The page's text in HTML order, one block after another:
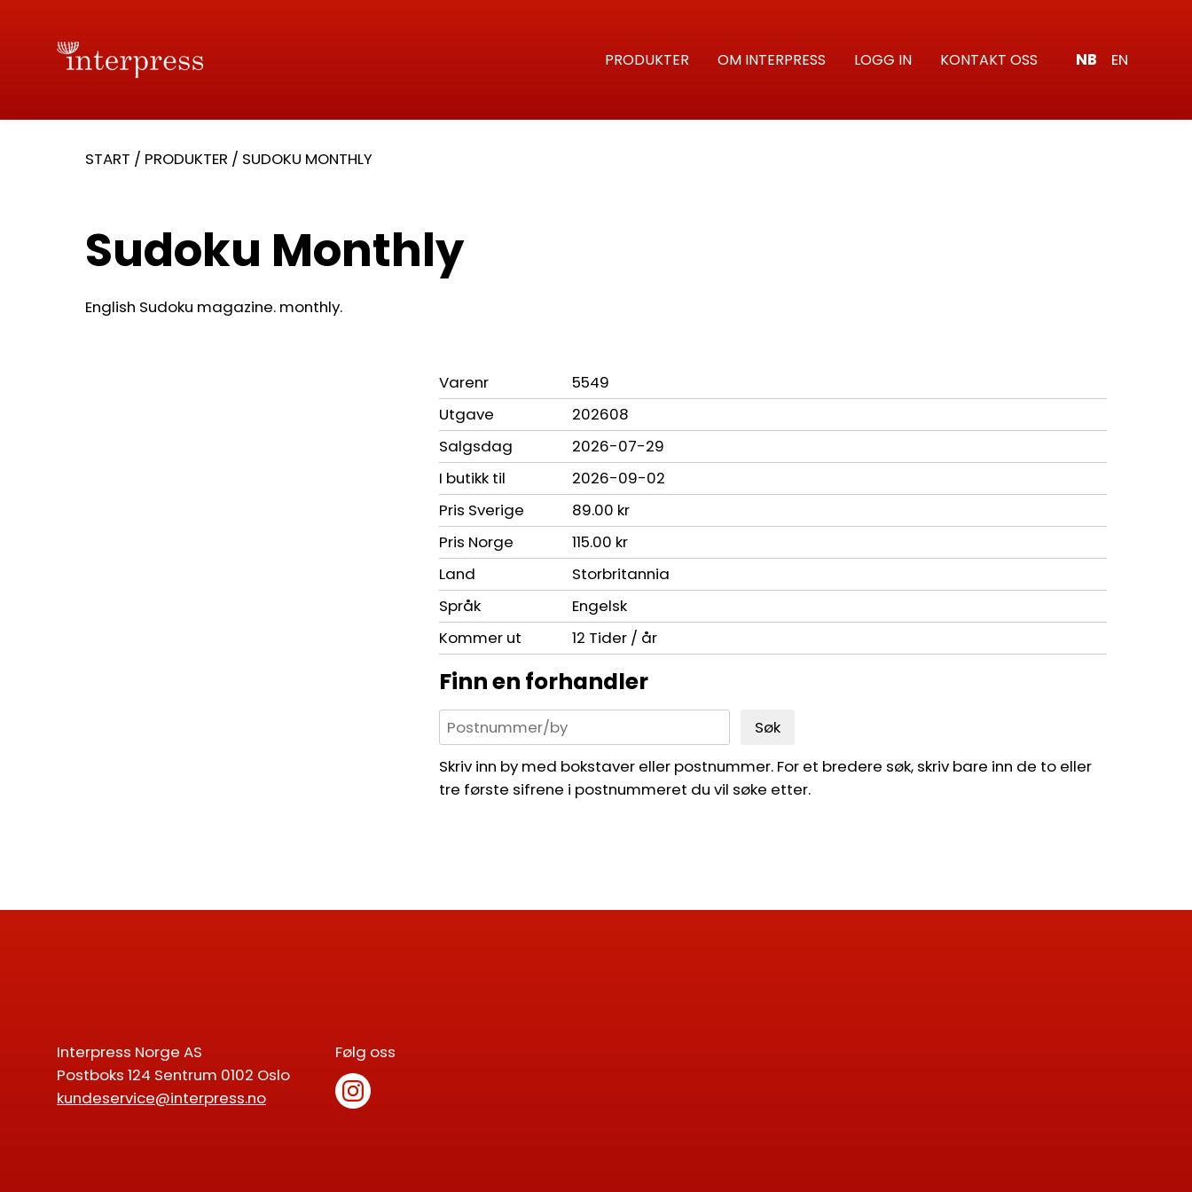
PRODUKTER OM INTERPRESS LOGG IN KONTAKT OSS NB EN
START / PRODUKTER / SUDOKU MONTHLY
Sudoku Monthly
English Sudoku magazine. monthly.
Varenr
5549
Utgave
202608
Salgsdag
2026-07-29
I butikk til
2026-09-02
Pris Sverige
89.00 kr
Pris Norge
115.00 kr
Land
Storbritannia
Språk
Engelsk
Kommer ut
12 Tider / år
Finn en forhandler
Søk
Skriv inn by med bokstaver eller postnummer. For et bredere søk, skriv bare inn de to eller
tre første sifrene i postnummeret du vil søke etter.
Interpress Norge AS
Postboks 124 Sentrum 0102 Oslo
kundeservice@interpress.no
Følg oss